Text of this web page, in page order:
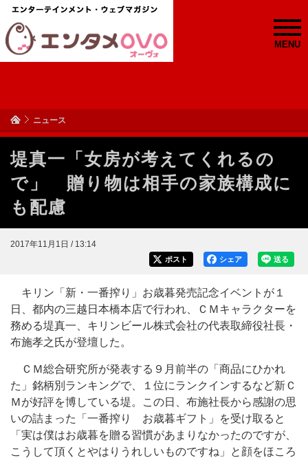
MENU
ニュース
堤真一「女房が考えてくれるの
で」 贈り物は相手の家族構成に
も配慮
2017年11月1日 / 13:14
送る
シェア
ポスト
キリン「新・一番搾り」お歳暮発売記念イベントが１
日、都内の三越日本橋本店で行われ、ＣＭキャラクターを
務める堤真一、キリンビール株式会社の代表取締役社長・
布施孝之氏が登壇した。
ＣＭ総合研究所が発表する９月前半の「商品にひかれ
た」銘柄別ランキングで、１位にランクインするなど新Ｃ
Ｍが好評を博している堤。この日、布施社長から感謝の思
いの詰まった「一番搾り お歳暮ギフト」を受け取ると
「実は僕はお歳暮を贈る習慣があまりなかったのですが、
こうして頂くとやはりうれしいものですね」と顔をほころ